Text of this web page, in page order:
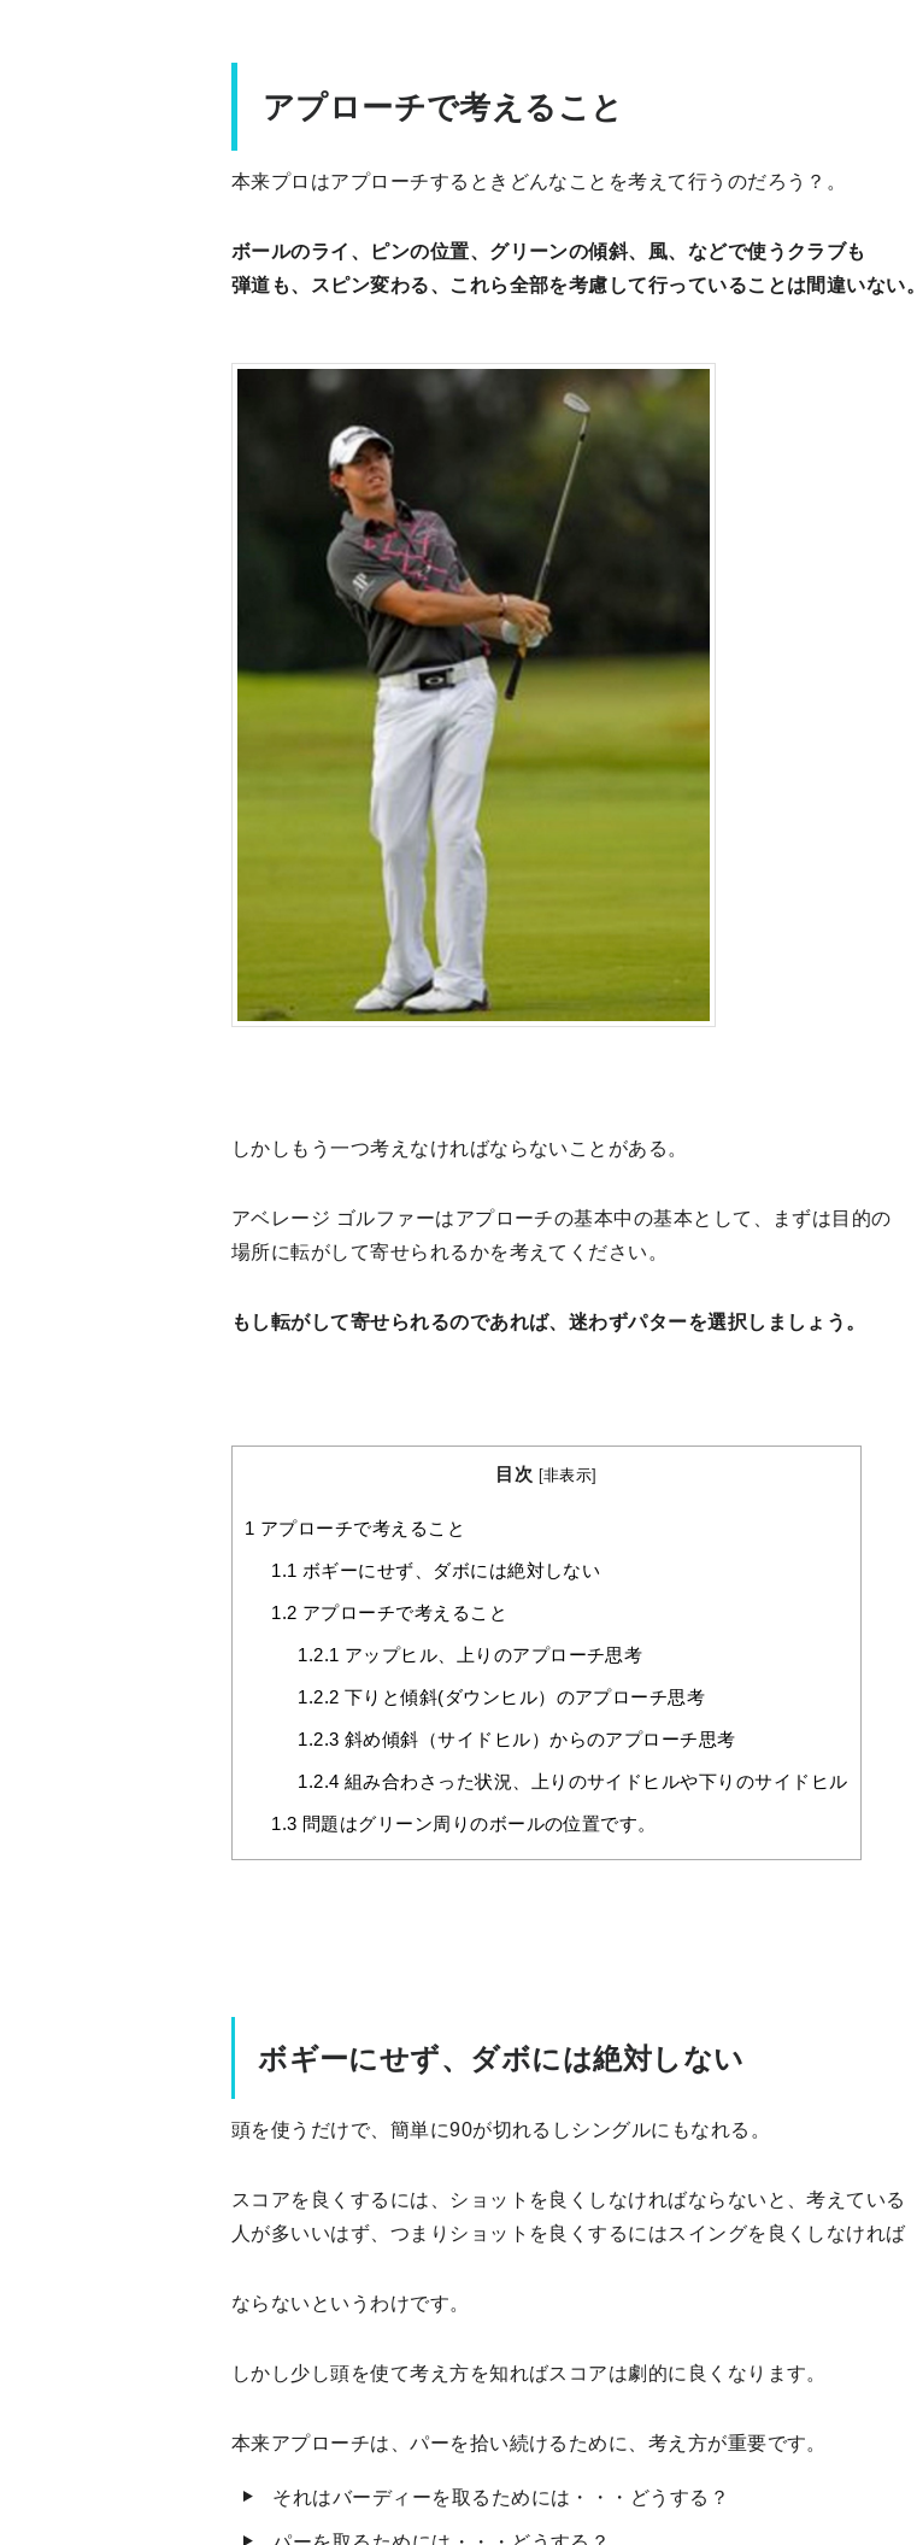
アプローチで考えること
本来プロはアプローチするときどんなことを考えて行うのだろう？。
ボールのライ、ピンの位置、グリーンの傾斜、風、などで使うクラブも
弾道も、スピン変わる、これら全部を考慮して行っていることは間違いない。
しかしもう一つ考えなければならないことがある。
アベレージ ゴルファーはアプローチの基本中の基本として、まずは目的の
場所に転がして寄せられるかを考えてください。
もし転がして寄せられるのであれば、迷わずパターを選択しましょう。
目次 [非表示]
1 アプローチで考えること
1.1 ボギーにせず、ダボには絶対しない
1.2 アプローチで考えること
1.2.1 アップヒル、上りのアプローチ思考
1.2.2 下りと傾斜(ダウンヒル）のアプローチ思考
1.2.3 斜め傾斜（サイドヒル）からのアプローチ思考
1.2.4 組み合わさった状況、上りのサイドヒルや下りのサイドヒル
1.3 問題はグリーン周りのボールの位置です。
ボギーにせず、ダボには絶対しない
頭を使うだけで、簡単に90が切れるしシングルにもなれる。
スコアを良くするには、ショットを良くしなければならないと、考えている
人が多いいはず、つまりショットを良くするにはスイングを良くしなければ
ならないというわけです。
しかし少し頭を使て考え方を知ればスコアは劇的に良くなります。
本来アプローチは、パーを拾い続けるために、考え方が重要です。
それはバーディーを取るためには・・・どうする？